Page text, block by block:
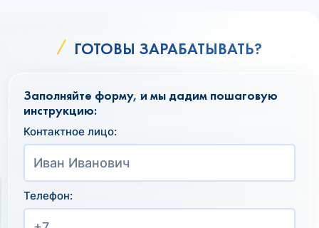
ГОТОВЫ ЗАРАБАТЫВАТЬ?
Заполняйте форму, и мы дадим пошаговую
инструкцию:
Контактное лицо:
Телефон: